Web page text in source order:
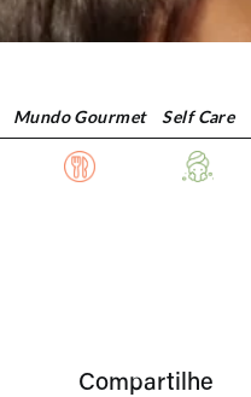
Mundo Gourmet Self Care
Compartilhe